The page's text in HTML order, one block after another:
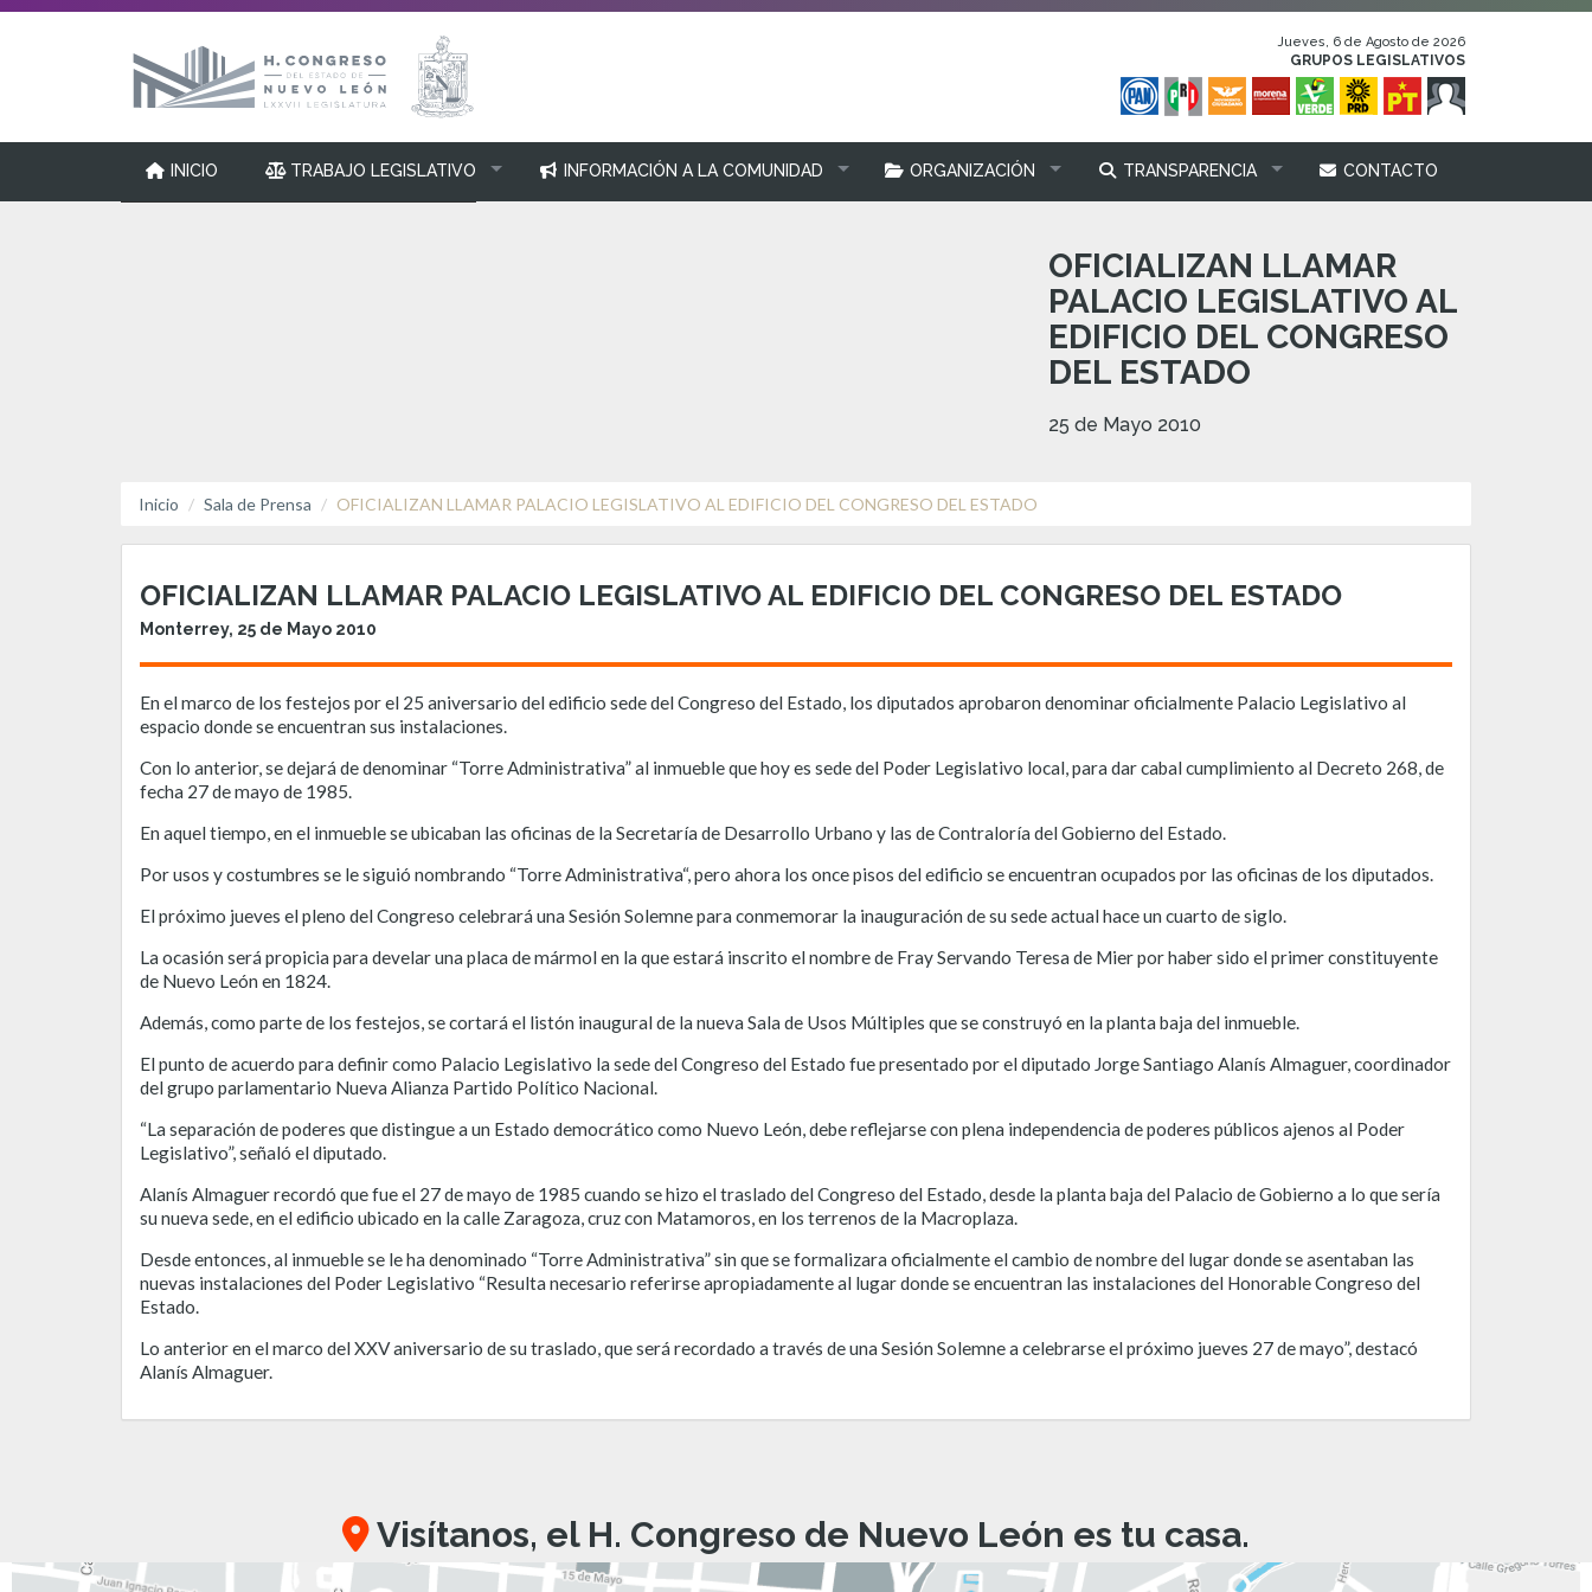
Jueves, 6 de Agosto de 2026
GRUPOS LEGISLATIVOS
INICIO TRABAJO LEGISLATIVO INFORMACIÓN A LA COMUNIDAD ORGANIZACIÓN TRANSPARENCIA CONTACTO
Foto: H. Congreso del Estado de Nuevo León
OFICIALIZAN LLAMAR
PALACIO LEGISLATIVO AL
EDIFICIO DEL CONGRESO
DEL ESTADO
25 de Mayo 2010
Inicio Sala de Prensa OFICIALIZAN LLAMAR PALACIO LEGISLATIVO AL EDIFICIO DEL CONGRESO DEL ESTADO
OFICIALIZAN LLAMAR PALACIO LEGISLATIVO AL EDIFICIO DEL CONGRESO DEL ESTADO
Monterrey, 25 de Mayo 2010
En el marco de los festejos por el 25 aniversario del edificio sede del Congreso del Estado, los diputados aprobaron denominar oficialmente Palacio Legislativo al
espacio donde se encuentran sus instalaciones.
Con lo anterior, se dejará de denominar “Torre Administrativa” al inmueble que hoy es sede del Poder Legislativo local, para dar cabal cumplimiento al Decreto 268, de
fecha 27 de mayo de 1985.
En aquel tiempo, en el inmueble se ubicaban las oficinas de la Secretaría de Desarrollo Urbano y las de Contraloría del Gobierno del Estado.
Por usos y costumbres se le siguió nombrando “Torre Administrativa“, pero ahora los once pisos del edificio se encuentran ocupados por las oficinas de los diputados.
El próximo jueves el pleno del Congreso celebrará una Sesión Solemne para conmemorar la inauguración de su sede actual hace un cuarto de siglo.
La ocasión será propicia para develar una placa de mármol en la que estará inscrito el nombre de Fray Servando Teresa de Mier por haber sido el primer constituyente
de Nuevo León en 1824.
Además, como parte de los festejos, se cortará el listón inaugural de la nueva Sala de Usos Múltiples que se construyó en la planta baja del inmueble.
El punto de acuerdo para definir como Palacio Legislativo la sede del Congreso del Estado fue presentado por el diputado Jorge Santiago Alanís Almaguer, coordinador
del grupo parlamentario Nueva Alianza Partido Político Nacional.
“La separación de poderes que distingue a un Estado democrático como Nuevo León, debe reflejarse con plena independencia de poderes públicos ajenos al Poder
Legislativo”, señaló el diputado.
Alanís Almaguer recordó que fue el 27 de mayo de 1985 cuando se hizo el traslado del Congreso del Estado, desde la planta baja del Palacio de Gobierno a lo que sería
su nueva sede, en el edificio ubicado en la calle Zaragoza, cruz con Matamoros, en los terrenos de la Macroplaza.
Desde entonces, al inmueble se le ha denominado “Torre Administrativa” sin que se formalizara oficialmente el cambio de nombre del lugar donde se asentaban las
nuevas instalaciones del Poder Legislativo “Resulta necesario referirse apropiadamente al lugar donde se encuentran las instalaciones del Honorable Congreso del
Estado.
Lo anterior en el marco del XXV aniversario de su traslado, que será recordado a través de una Sesión Solemne a celebrarse el próximo jueves 27 de mayo”, destacó
Alanís Almaguer.
Visítanos, el H. Congreso de Nuevo León es tu casa.